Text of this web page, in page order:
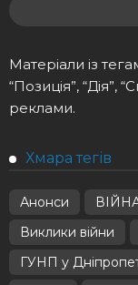
Матеріали із
“Позиція”, “Дія”,
реклами.
Хмара тегів
Анонси
Виклики війни
ГУНП у